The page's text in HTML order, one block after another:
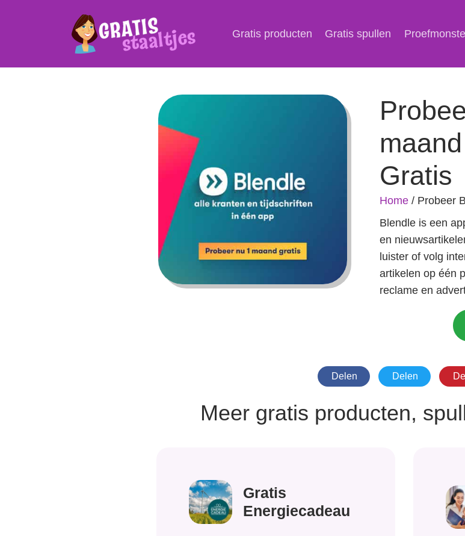
Gratis producten Gratis spullen
Gratis
Home/ Probeer
Blendle is een
en
luister of volg
artikelen op één
reclame en
Delen Delen
Meer gratis producten,
Gratis
Energiecadeau